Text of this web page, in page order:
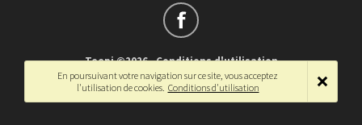
Teepi ©2026-Conditions d'utilisation
Français-English
En poursuivant votre navigation sur ce site, vous acceptez
l'utilisation de cookies. Conditions d'utilisation